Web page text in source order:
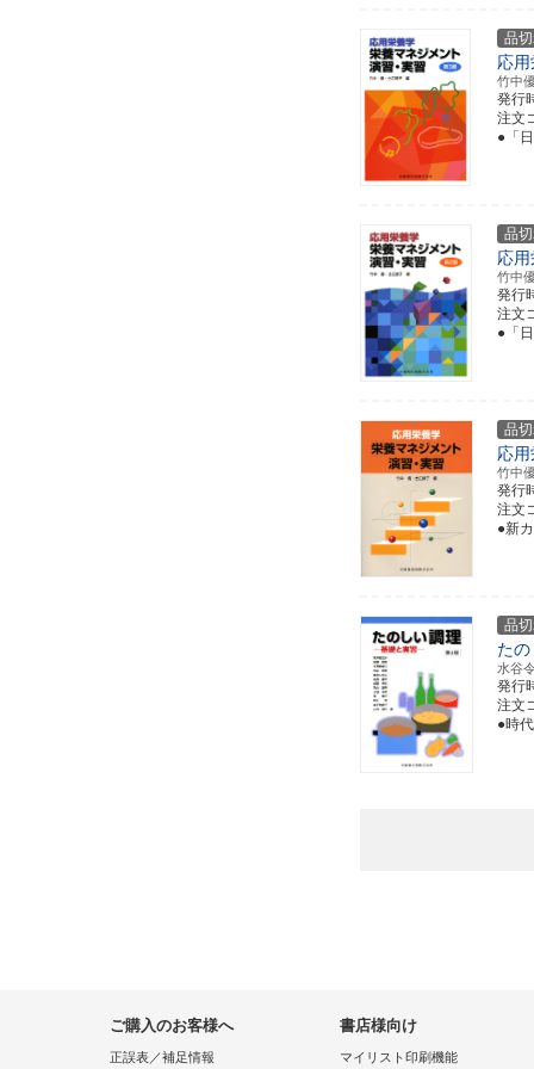
品
応
竹中
発行
注文
●「
品
応
竹中
発行
注文
●「
品
応
竹中
発行
注文
●新
品
た
水谷
発行
注文
●時
ご購入のお客様へ
正誤表／補足情報
書店様向け
マイリスト印刷機能